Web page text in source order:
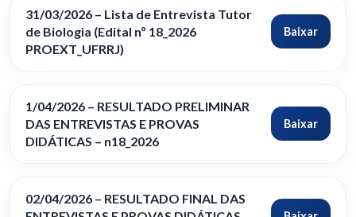
31/03/2026 – Lista de Entrevista Tutor
de Biologia (Edital nº 18_2026
PROEXT_UFRRJ)
Baixar
1/04/2026 – RESULTADO PRELIMINAR
DAS ENTREVISTAS E PROVAS
DIDÁTICAS – n18_2026
Baixar
02/04/2026 – RESULTADO FINAL DAS